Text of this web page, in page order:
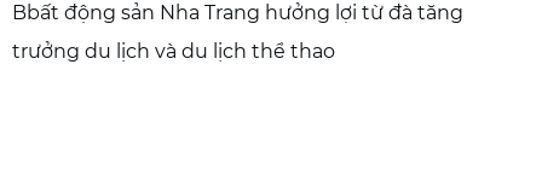
Bbất động sản Nha Trang hưởng lợi từ đà tăng
trưởng du lịch và du lịch thể thao